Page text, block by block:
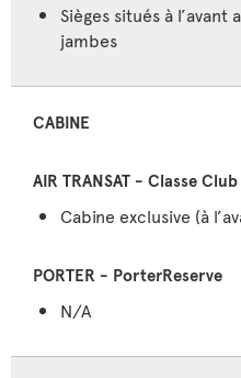
Sièges situés à l’avant
jambes
CABINE
Cabine exclusive (à
N/A